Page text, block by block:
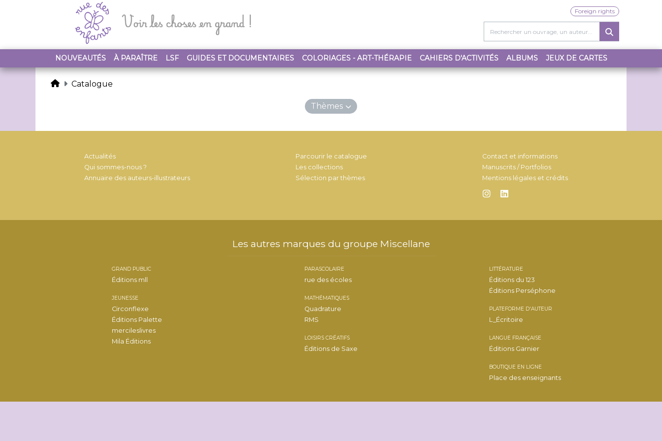
Foreign rights
NOUVEAUTÉS À PARAÎTRE LSF GUIDES ET DOCUMENTAIRES COLORIAGES - ART-THÉRAPIE CAHIERS D'ACTIVITÉS ALBUMS JEUX DE CARTES
Catalogue
Thèmes
Actualités
Qui sommes-nous ?
Annuaire des auteurs-illustrateurs
Parcourir le catalogue
Les collections
Sélection par thèmes
Contact et informations
Manuscrits / Portfolios
Mentions légales et crédits
Les autres marques du groupe Miscellane
GRAND PUBLIC
Éditions mll
JEUNESSE
Circonflexe
Éditions Palette
mercileslivres
Mila Éditions
PARASCOLAIRE
rue des écoles
MATHÉMATIQUES
Quadrature
RMS
LOISIRS CRÉATIFS
Éditions de Saxe
LITTÉRATURE
Éditions du 123
Éditions Perséphone
PLATEFORME D'AUTEUR
L_Écritoire
LANGUE FRANÇAISE
Éditions Garnier
BOUTIQUE EN LIGNE
Place des enseignants